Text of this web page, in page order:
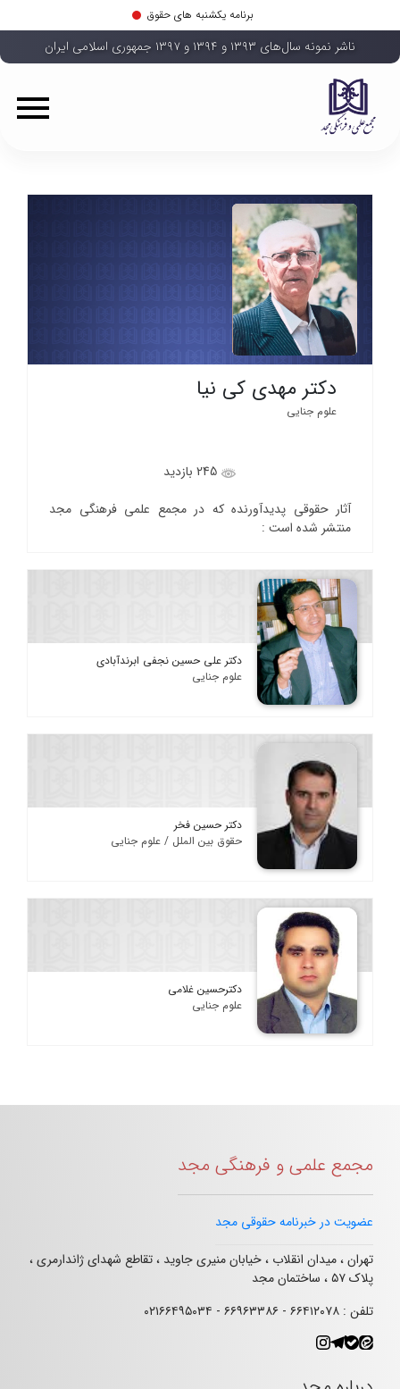
برنامه یکشنبه های حقوق
ناشر نمونه سال‌های ۱۳۹۳ و ۱۳۹۴ و ۱۳۹۷ جمهوری اسلامی ایران
دکتر مهدی کی نیا
علوم جنایی
آثار حقوقی پدیدآورنده که در مجمع علمی فرهنگی مجد
منتشر شده است :
دکتر علی حسین نجفی ابرندآبادی
علوم جنایی
دکتر حسین فخر
حقوق بین الملل / علوم جنایی
دکترحسین غلامی
علوم جنایی
مجمع علمی و فرهنگی مجد
عضویت در خبرنامه حقوقی مجد
تهران ، میدان انقلاب ، خیابان منیری جاوید ، تقاطع شهدای ژاندارمری ،
پلاک ۵۷ ، ساختمان مجد
تلفن : ۶۶۴۱۲۰۷۸ - ۶۶۹۶۳۳۸۶ - ۰۲۱۶۶۴۹۵۰۳۴